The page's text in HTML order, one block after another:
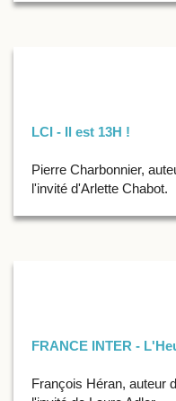
LCI - Il est 13H !
Pierre Charbonnier,
l'invité d'Arlette Chabot.
FRANCE INTER -
François Héran, auteur